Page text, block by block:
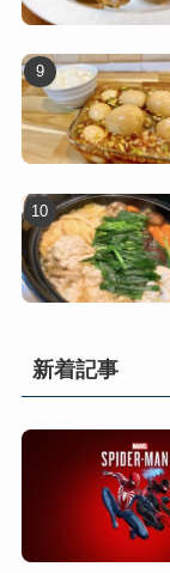
新着記事